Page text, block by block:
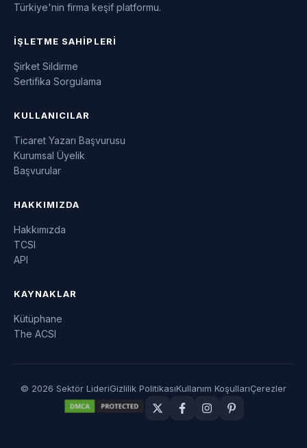
Türkiye'nin firma keşif platformu.
İŞLETME SAHIPLERI
Şirket Sildirme
Sertifika Sorgulama
KULLANICILAR
Ticaret Yazarı Başvurusu
Kurumsal Üyelik
Başvurular
HAKKIMIZDA
Hakkımızda
TCSI
API
KAYNAKLAR
Kütüphane
The ACSI
© 2026 Sektör LideriGizlilik PolitikasıKullanım KoşullarıÇerezler